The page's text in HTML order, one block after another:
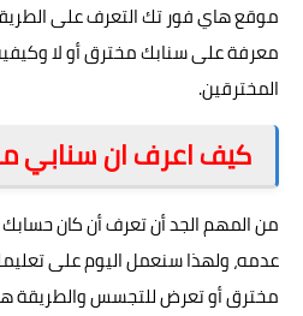
موقعهاي فور تكالتعرف على
معرفة على سنابك مخترق أو لا
المخترقين.
كيف اعرف ان سنابي
من المهم الجد أن تعرف أن كان
عدمه، ولهذا سنعمل اليوم على
مخترق أو تعرض للتجسس والطريقة